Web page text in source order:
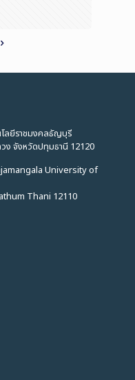
ลยีราชมงคลธัญบุรี
ง จังหวัดปทุมธานี 12120
University of
Thani 12110